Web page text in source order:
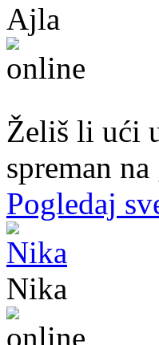
Ajla
Želiš li ući
spreman
Pogledaj
Nika